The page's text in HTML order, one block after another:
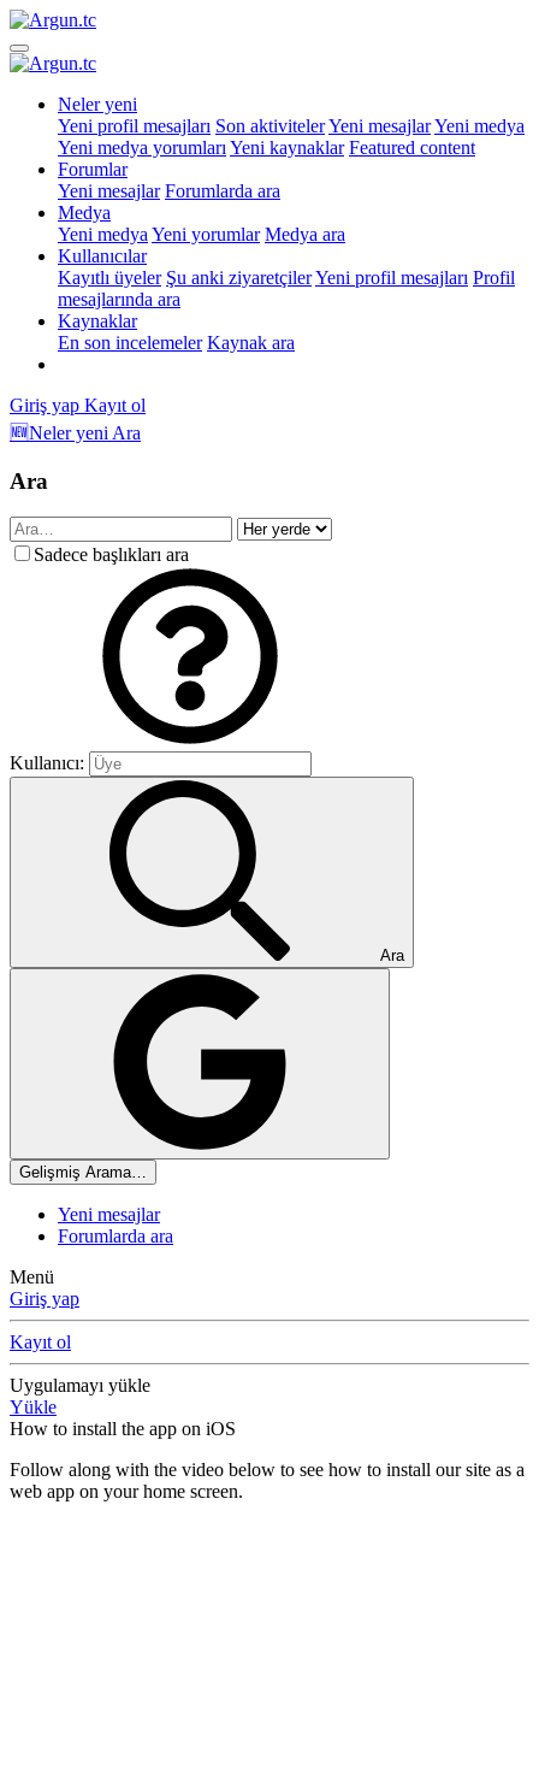
Neler yeni
Yeni profil mesajları Son aktivitelerYeni mesajlarYeni medya
Yeni medya yorumları Yeni kaynaklar Featured content
Forumlar
Yeni mesajlar Forumlarda ara
Medya
Yeni medya Yeni yorumlar Medya ara
Kullanıcılar
Kayıtlı üyeler Şu anki ziyaretçilerYeni profil mesajları Profil
mesajlarında ara
Kaynaklar
En son incelemeler Kaynak ara
Giriş yap Kayıt ol
🆕Neler yeni Ara
Ara
Sadece başlıkları ara
Kullanıcı:
Ara
Gelişmiş Arama…
Yeni mesajlar
Forumlarda ara
Menü
Giriş yap
Kayıt ol
Uygulamayı yükle
Yükle
How to install the app on iOS
Follow along with the video below to see how to install our site as a
web app on your home screen.